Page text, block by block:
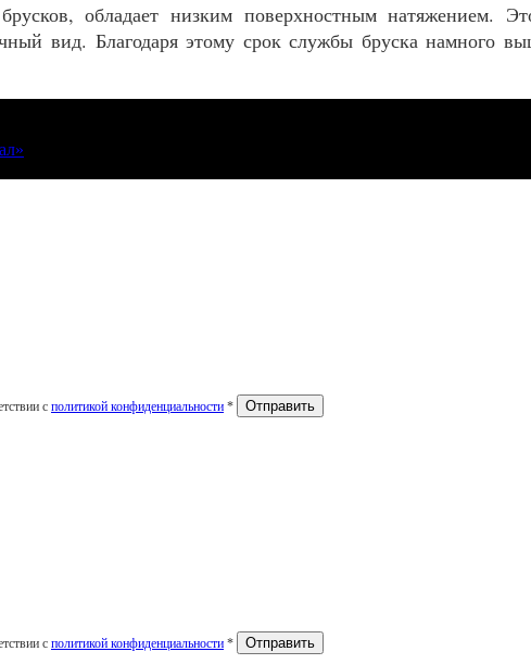
обладает низким поверхностным натяжением.
вид. Благодаря этому срок службы бруска намного
с политикой конфиденциальности *
с политикой конфиденциальности *